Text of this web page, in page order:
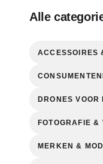
Alle
ACCESSOIRES
DRONES VOOR
FOTOGRAFIE &
MERKEN &